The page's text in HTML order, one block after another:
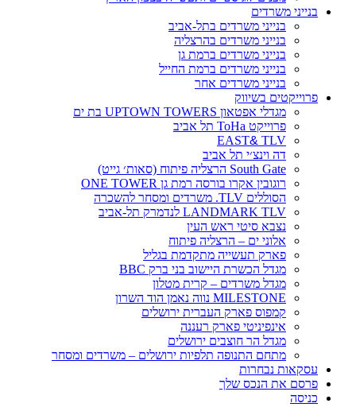
בנייני משרדים
בנייני משרדים בתל-אביב
בנייני משרדים בהרצליה
בנייני משרדים ברמת גן
בנייני משרדים ברמת החייל
בנייני משרדים אחר
פרוייקטים בשיווק
מגדלי אפטאון UPTOWN TOWERS בת ים
פרוייקט ToHa תל אביב
EAST& TLV
דה וינצ׳י תל אביב
South Gate הרצליה פיתוח (סאות׳ גייט)
רוגובין אקרו בורסה רמת גן ONE TOWER
הסוללים TLV. משרדים ומסחר להשכרה
LANDMARK TLV לנדמרק תל-אביב
נצבא סיטי ראש העין
אלוני ים – הרצליה פיתוח
פארק תעשייה מתקדמת בגליל
מגדל הכשרת היישוב בני ברק BBC
מגדל משרדים – קרית מטלון
MILESTONE נווה נאמן הוד השרון
קמפוס פארק העברית ירושלים
אינפיניטי פארק רעננה
מגדל הר חוצבים ירושלים
מתחם התנופה תלפיות ירושלים – משרדים ומסחר
עסקאות נבחרות
פרסם את הנכס שלך
כניסה